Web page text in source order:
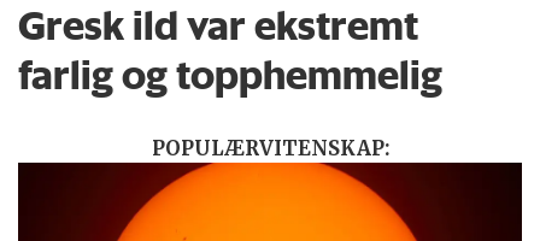
Gresk ild var ekstremt
farlig og topphemmelig
POPULÆRVITENSKAP: